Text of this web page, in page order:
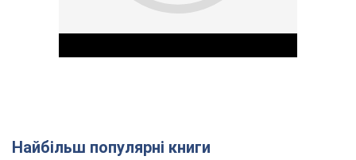
Play Video
Найбільш популярні книги